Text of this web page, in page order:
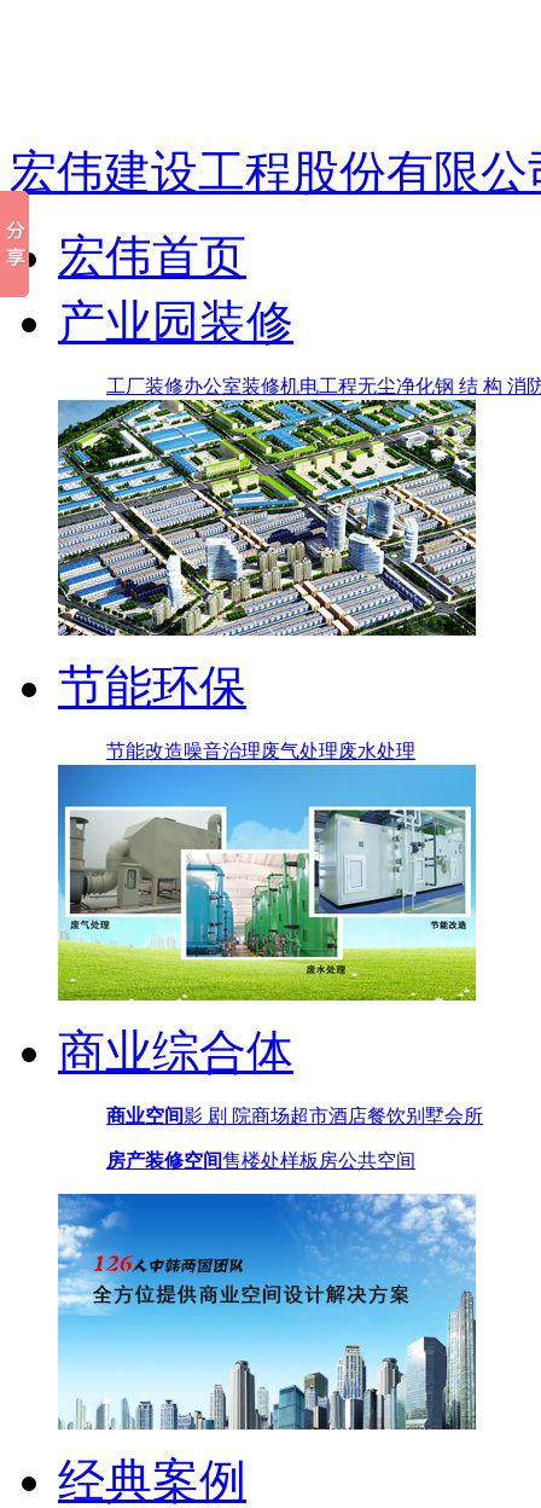
宏伟建设工程股份有限公
宏伟首页
产业园装修
工厂装修办公室装修机电工程无尘净化钢 结 构 消
节能环保
节能改造噪音治理废气处理废水处理
商业综合体
商业空间影 剧 院商场超市酒店餐饮别墅会所
房产装修空间售楼处样板房公共空间
经典案例